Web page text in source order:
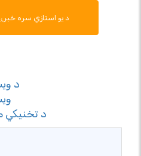
د یو استازي سره
- د
-
- د